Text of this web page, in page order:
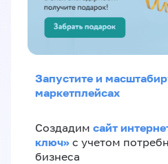
Запустите и
маркетплейсах
Создадим сайт
ключ» с учетом
бизнеса